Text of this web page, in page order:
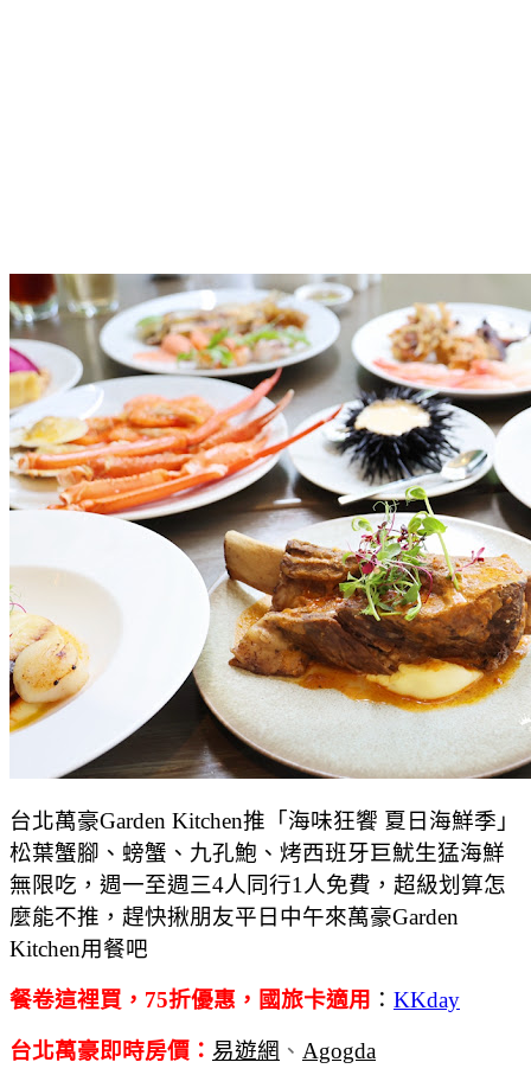
台北萬豪Garden Kitchen推「海味狂饗 夏日海鮮季」
松葉蟹腳、螃蟹、九孔鮑、烤西班牙巨魷生猛海鮮
無限吃，週一至週三4人同行1人免費，超級划算怎
麼能不推，趕快揪朋友平日中午來萬豪Garden
Kitchen用餐吧
餐卷這裡買，75折優惠，國旅卡適用 ： KKday
台北萬豪即時房價 ： 易遊網 、 Agogda